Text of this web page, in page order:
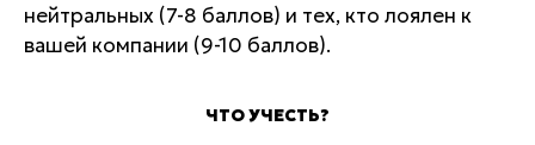
нейтральных (7-8 баллов) и тех, кто лоялен к
вашей компании (9-10 баллов).
ЧТО УЧЕСТЬ?